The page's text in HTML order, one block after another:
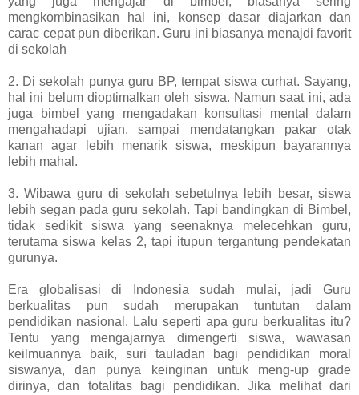
mengkombinasikan hal ini, konsep dasar diajarkan dan
carac cepat pun diberikan. Guru ini biasanya menajdi favorit
di sekolah
2. Di sekolah punya guru BP, tempat siswa curhat. Sayang,
hal ini belum dioptimalkan oleh siswa. Namun saat ini, ada
juga bimbel yang mengadakan konsultasi mental dalam
mengahadapi ujian, sampai mendatangkan pakar otak
kanan agar lebih menarik siswa, meskipun bayarannya
lebih mahal.
3. Wibawa guru di sekolah sebetulnya lebih besar, siswa
lebih segan pada guru sekolah. Tapi bandingkan di Bimbel,
tidak sedikit siswa yang seenaknya melecehkan guru,
terutama siswa kelas 2, tapi itupun tergantung pendekatan
gurunya.
Era globalisasi di Indonesia sudah mulai, jadi Guru
berkualitas pun sudah merupakan tuntutan dalam
pendidikan nasional. Lalu seperti apa guru berkualitas itu?
Tentu yang mengajarnya dimengerti siswa, wawasan
keilmuannya baik, suri tauladan bagi pendidikan moral
siswanya, dan punya keinginan untuk meng-up grade
dirinya, dan totalitas bagi pendidikan. Jika melihat dari